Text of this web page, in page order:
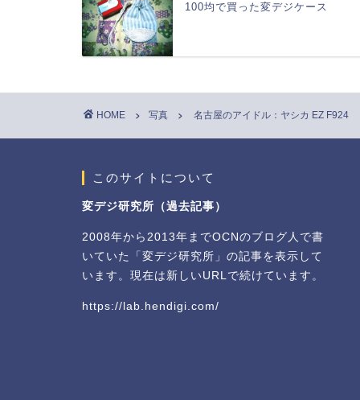
100均で買った変デジケース
HOME 写真 名古屋のアイドル：ヤシカ EZ F924
このサイトについて
変デジ研究所（過去記事）
2008年から2013年までOCNのブログ人で書
いていた「変デジ研究所」の記事を表示して
います。現在は新しいURLで続けています。
https://lab.hendigi.com/